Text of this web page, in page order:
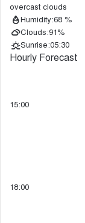
overcast clouds
Humidity:68 %
Clouds:91%
Sunrise:05:30
Hourly Forecast
15:00
18:00